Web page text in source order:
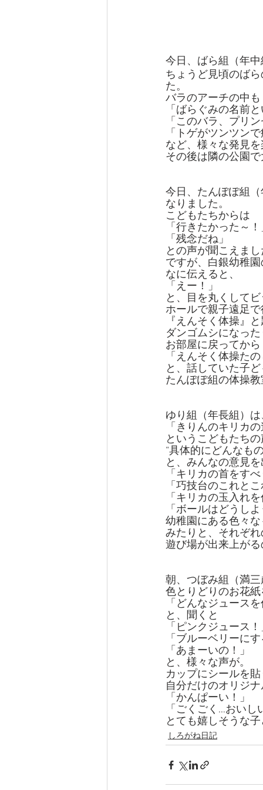
今日、ばら組（年
ちょうど見頃のば
た。
バラのアーチの中
「ばらぐみの名前
「このバラ、プリ
「トゲがツンツン
など、様々な発見
その後は隣の公園
今日、たんぽぽ組
なりました。
こどもたちからは
「行きたかった～
「残念だね」
との声が聞こえま
ですが、白銀幼稚
なに伝えると、
「えー！」
と、目を丸くして
ホールで親子遠足
『えんそく体操』
ダンゴムシになっ
お部屋に戻ってから
「えんそく体操た
と、話していた子
たんぽぽ組の体操
ゆり組（年長組）は
「きりんのキリカ
というこどもたち
“具体的にどんなも
と、みんなの意見
「キリカの首をす
「巧技台のこれと
「キリカの玉入れ
「ボールはどうし
幼稚園にある色々
みたりと、それぞ
遊び場が出来上が
朝、つぼみ組（満
色とりどりのお花
「どんなジュース
と、聞くと
「ピンクジュース
「ブルーベリーに
「あまーいの！」
と、様々な声が。
カップにシールを
自分だけのオリジ
「かんぱーい！」
「ごくごく…おいし
とても嬉しそうな
しろがね日記